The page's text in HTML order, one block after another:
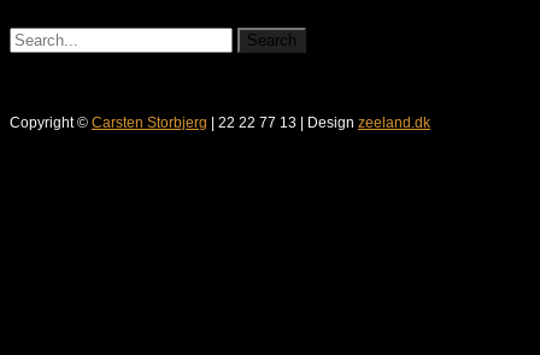
Copyright © Carsten Storbjerg | 22 22 77 13 | Design zeeland.dk